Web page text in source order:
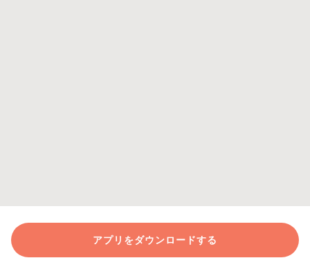
アプリをダウンロードする